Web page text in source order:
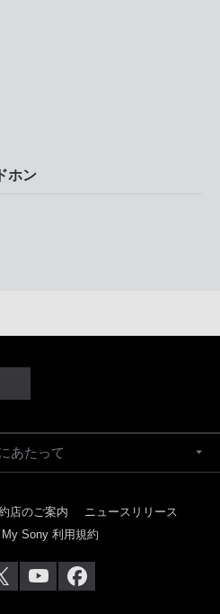
ホン
あたって
店のご案内
ニュースリリース
My Sony 利用規約